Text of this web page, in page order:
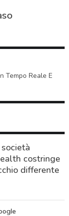
Tempo Reale E
costringe
differente